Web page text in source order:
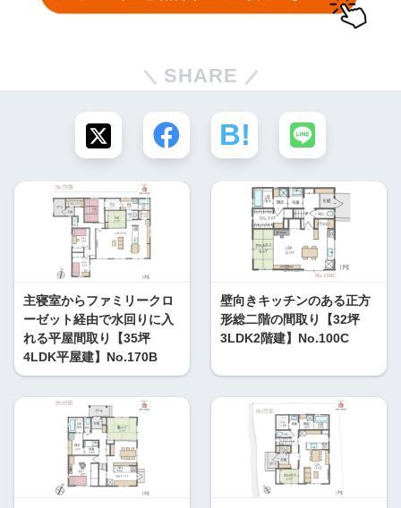
SHARE
主寝室からファミリークロ
ーゼット経由で水回りに入
れる平屋間取り【35坪
4LDK平屋建】No.170B
壁向きキッチンのある正方
形総二階の間取り【32坪
3LDK2階建】No.100C